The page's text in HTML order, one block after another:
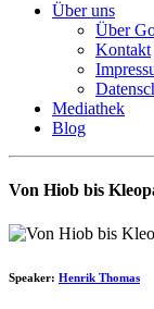
Über uns
Über
Kontakt
Mediathek
Blog
Von Hiob bis
Speaker: Henrik Thomas